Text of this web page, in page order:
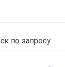
по запросу